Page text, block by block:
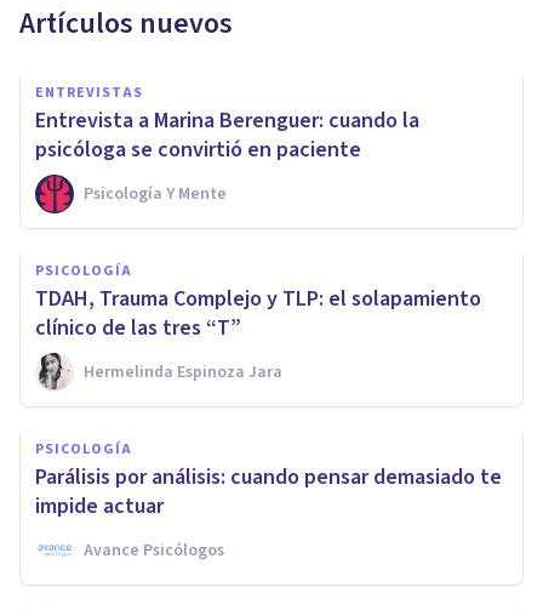
Artículos nuevos
ENTREVISTAS
Entrevista a Marina Berenguer: cuando la
psicóloga se convirtió en paciente
Psicología Y Mente
PSICOLOGÍA
TDAH, Trauma Complejo y TLP: el solapamiento
clínico de las tres “T”
Hermelinda Espinoza Jara
PSICOLOGÍA
Parálisis por análisis: cuando pensar demasiado te
impide actuar
Avance Psicólogos